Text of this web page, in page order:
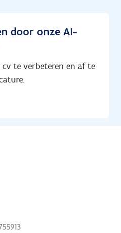
door onze AI-
te verbeteren en af te